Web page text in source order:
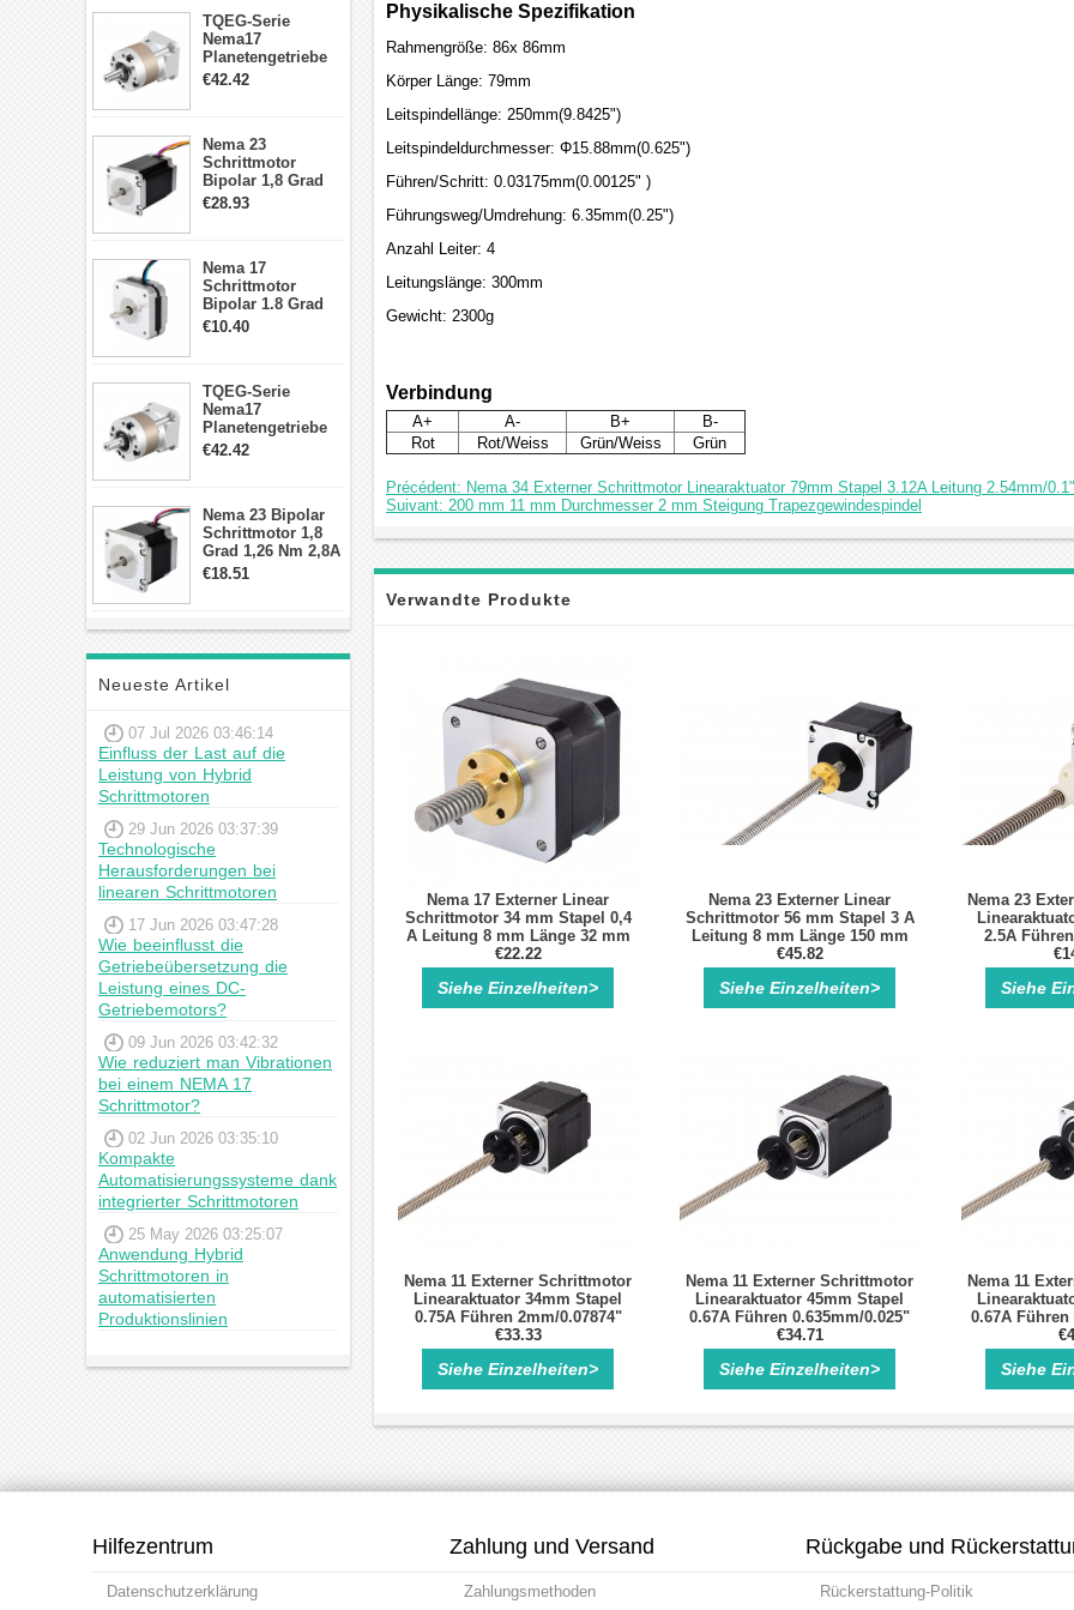
TQEG-Serie
Nema17
Planetengetriebe
5:1 Spiel 15Arc-
€42.42
Nema 23
Schrittmotor
Bipolar 1,8 Grad
2,83Nm 4 A 2,26V
€28.93
Nema 17
Schrittmotor
Bipolar 1.8 Grad
8.7Ncm 1A 3.5V 4
€10.40
TQEG-Serie
Nema17
Planetengetriebe
10:1 Spiel 15Arc-
€42.42
Nema 23 Bipolar
Schrittmotor 1,8
Grad 1,26 Nm 2,8A
2,5V 4 Drähte
€18.51
Neueste Artikel
07 Jul 2026 03:46:14
Einfluss der Last auf die
Leistung von Hybrid
Schrittmotoren
29 Jun 2026 03:37:39
Technologische
Herausforderungen bei
linearen Schrittmotoren
17 Jun 2026 03:47:28
Wie beeinflusst die
Getriebeübersetzung die
Leistung eines DC-
Getriebemotors?
09 Jun 2026 03:42:32
Wie reduziert man Vibrationen
bei einem NEMA 17
Schrittmotor?
02 Jun 2026 03:35:10
Kompakte
Automatisierungssysteme dank
integrierter Schrittmotoren
25 May 2026 03:25:07
Anwendung Hybrid
Schrittmotoren in
automatisierten
Produktionslinien
Physikalische Spezifikation
Rahmengröße: 86x 86mm
Körper Länge: 79mm
Leitspindellänge: 250mm(9.8425")
Leitspindeldurchmesser: Φ15.88mm(0.625")
Führen/Schritt: 0.03175mm(0.00125" )
Führungsweg/Umdrehung: 6.35mm(0.25")
Anzahl Leiter: 4
Leitungslänge: 300mm
Gewicht: 2300g
Verbindung
A+ A- B+
B-
Rot
Rot/Weiss Grün/Weiss Grün
Précédent: Nema 34 Externer Schrittmotor Linearaktuator 79mm Stapel 3.12A Leitung 2.54mm/
Suivant: 200 mm 11 mm Durchmesser 2 mm Steigung Trapezgewindespindel
Verwandte Produkte
Nema 17 Externer Linear
Schrittmotor 34 mm Stapel 0,4
A Leitung 8 mm Länge 32 mm
für DIY 3D Drucker Kits
€22.22
Siehe Einzelheiten>
Nema 23 Externer Linear
Schrittmotor 56 mm Stapel 3 A
Leitung 8 mm Länge 150 mm
Bipolar 1.3Nm 3.3V
Schrittmotor Linearaktuator
€45.82
Siehe Einzelheiten>
Nema 23
2.5A
Siehe
Nema 11 Externer Schrittmotor
Linearaktuator 34mm Stapel
0.75A Führen 2mm/0.07874"
Länge 100mm
€33.33
Siehe Einzelheiten>
Nema 11 Externer Schrittmotor
Linearaktuator 45mm Stapel
0.67A Führen 0.635mm/0.025"
Länge 101mm
€34.71
Siehe Einzelheiten>
Nema 11
0.67A Führen
Siehe
Hilfezentrum
Datenschutzerklärung
Zahlung und Versand
Zahlungsmethoden
Rückgabe und
Rückerstattung-Politik